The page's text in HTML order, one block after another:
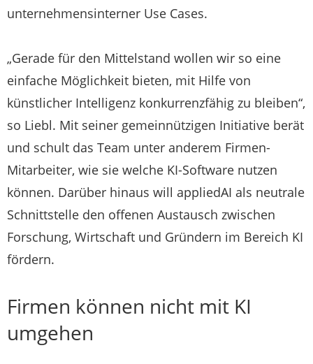
unternehmensinterner Use Cases.
„Gerade für den Mittelstand wollen wir so eine
einfache Möglichkeit bieten, mit Hilfe von
künstlicher Intelligenz konkurrenzfähig zu bleiben“,
so Liebl. Mit seiner gemeinnützigen Initiative berät
und schult das Team unter anderem Firmen-
Mitarbeiter, wie sie welche KI-Software nutzen
können. Darüber hinaus will appliedAI als neutrale
Schnittstelle den offenen Austausch zwischen
Forschung, Wirtschaft und Gründern im Bereich KI
fördern.
Firmen können nicht mit KI
umgehen